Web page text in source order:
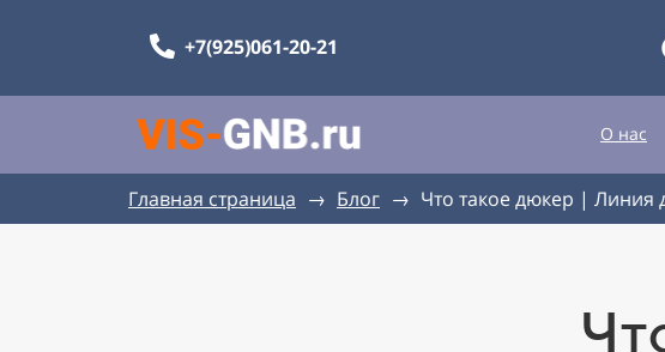
+7(925)061-20-21
О нас
Главная страница → Блог → Что такое дюкер | Линия